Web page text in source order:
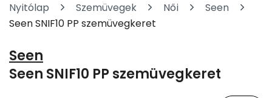
Nyitólap Szemüvegek Női
Seen
Seen SNIF10 PP szemüvegkeret
Seen
Seen SNIF10 PP szemüvegkeret